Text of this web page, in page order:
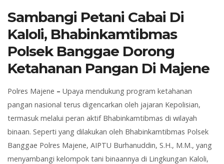
Sambangi Petani Cabai Di
Kaloli, Bhabinkamtibmas
Polsek Banggae Dorong
Ketahanan Pangan Di Majene
Polres Majene – Upaya mendukung program ketahanan
pangan nasional terus digencarkan oleh jajaran Kepolisian,
termasuk melalui peran aktif Bhabinkamtibmas di wilayah
binaan. Seperti yang dilakukan oleh Bhabinkamtibmas Polsek
Banggae Polres Majene, AIPTU Burhanuddin, S.H., M.M., yang
menyambangi kelompok tani binaannya di Lingkungan Kaloli,